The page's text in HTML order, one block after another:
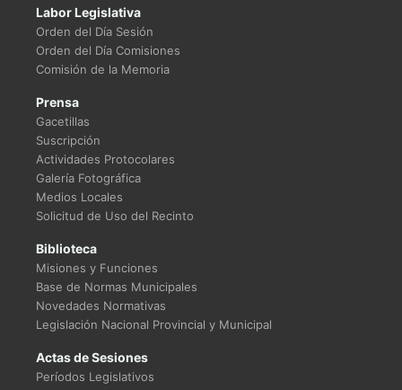
Labor Legislativa
Orden del Día Sesión
Orden del Día Comisiones
Comisión de la Memoria
Prensa
Gacetillas
Suscripción
Actividades Protocolares
Galería Fotográfica
Medios Locales
Solicitud de Uso del Recinto
Biblioteca
Misiones y Funciones
Base de Normas Municipales
Novedades Normativas
Legislación Nacional Provincial y Municipal
Actas de Sesiones
Períodos Legislativos